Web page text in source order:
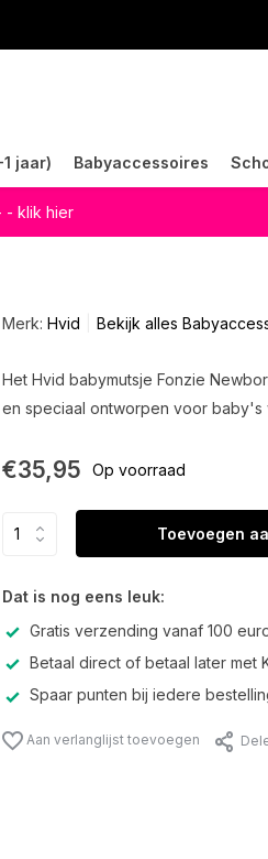
jaar) Babyaccessoires
- klik hier
Merk: Hvid Bekijk alles
Het Hvid babymutsje Fonzie
en speciaal ontworpen voor baby's
€35,95 Op voorraad
Toevoegen
Dat is nog eens leuk:
Gratis verzending vanaf 100
Betaal direct of betaal later met
Spaar punten bij iedere
Aan verlanglijst toevoegen